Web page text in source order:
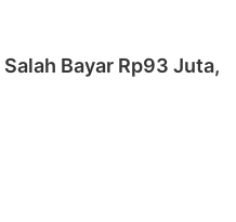
Bayar Rp93 Juta,